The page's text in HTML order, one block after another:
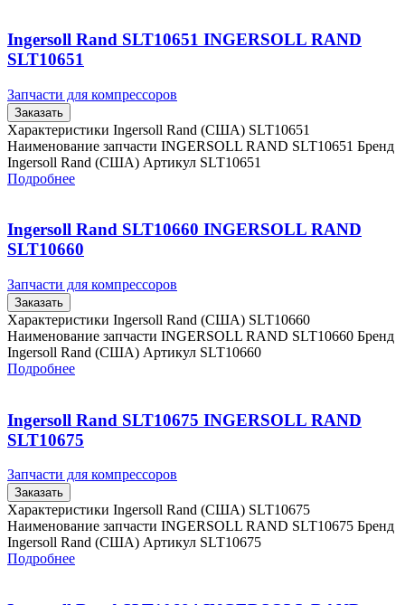
Ingersoll Rand SLT10651 INGERSOLL RAND
SLT10651
Запчасти для компрессоров
Заказать
Характеристики Ingersoll Rand (США) SLT10651
Наименование запчасти INGERSOLL RAND SLT10651 Бренд
Ingersoll Rand (США) Артикул SLT10651
Подробнее
Ingersoll Rand SLT10660 INGERSOLL RAND
SLT10660
Запчасти для компрессоров
Заказать
Характеристики Ingersoll Rand (США) SLT10660
Наименование запчасти INGERSOLL RAND SLT10660 Бренд
Ingersoll Rand (США) Артикул SLT10660
Подробнее
Ingersoll Rand SLT10675 INGERSOLL RAND
SLT10675
Запчасти для компрессоров
Заказать
Характеристики Ingersoll Rand (США) SLT10675
Наименование запчасти INGERSOLL RAND SLT10675 Бренд
Ingersoll Rand (США) Артикул SLT10675
Подробнее